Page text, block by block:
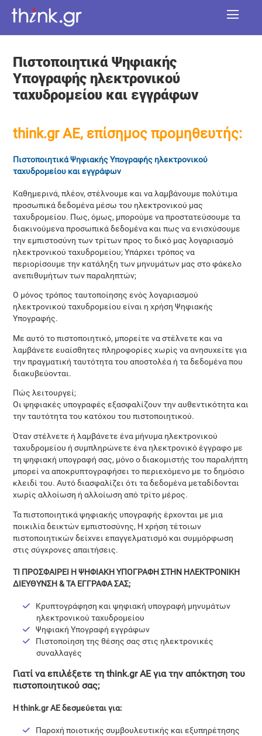
Πιστοποιητικά Ψηφιακής
Υπογραφής ηλεκτρονικού
ταχυδρομείου και εγγράφων
think.gr AE, επίσημος προμηθευτής:
Πιστοποιητικά Ψηφιακής Υπογραφής ηλεκτρονικού
ταχυδρομείου και εγγράφων
Καθημερινά, πλέον, στέλνουμε και να λαμβάνουμε πολύτιμα
προσωπικά δεδομένα μέσω του ηλεκτρονικού μας
ταχυδρομείου. Πως, όμως, μπορούμε να προστατεύσουμε τα
διακινούμενα προσωπικά δεδομένα και πως να ενισχύσουμε
την εμπιστοσύνη των τρίτων προς το δικό μας λογαριασμό
ηλεκτρονικού ταχυδρομείου; Υπάρχει τρόπος να
περιορίσουμε την κατάληξη των μηνυμάτων μας στο φάκελο
ανεπιθυμήτων των παραληπτών;
Ο μόνος τρόπος ταυτοποίησης ενός λογαριασμού
ηλεκτρονικού ταχυδρομείου είναι η χρήση Ψηφιακής
Υπογραφής.
Mε αυτό το πιστοποιητικό, μπορείτε να στέλνετε και να
λαμβάνετε ευαίσθητες πληροφορίες χωρίς να ανησυχείτε για
την πραγματική ταυτότητα του αποστολέα ή τα δεδομένα που
διακυβεύονται.
Πώς λειτουργεί;
Οι ψηφιακές υπογραφές εξασφαλίζουν την αυθεντικότητα και
την ταυτότητα του κατόχου του πιστοποιητικού.
Όταν στέλνετε ή λαμβάνετε ένα μήνυμα ηλεκτρονικού
ταχυδρομείου ή συμπληρώνετε ένα ηλεκτρονικό έγγραφο με
τη ψηφιακή υπογραφή σας, μόνο ο διακομιστής του παραλήπτη
μπορεί να αποκρυπτογραφήσει το περιεχόμενο με το δημόσιο
κλειδί του. Αυτό διασφαλίζει ότι τα δεδομένα μεταδίδονται
χωρίς αλλοίωση ή αλλοίωση από τρίτο μέρος.
Τα πιστοποιητικά ψηφιακής υπογραφής έρχονται με μια
ποικιλία δεικτών εμπιστοσύνης, Η χρήση τέτοιων
πιστοποιητικών δείχνει επαγγελματισμό και συμμόρφωση
στις σύγχρονες απαιτήσεις.
ΤΙ ΠΡΟΣΦΑΙΡΕΙ Η ΨΗΦΙΑΚΗ ΥΠΟΓΡΑΦΗ ΣΤΗΝ ΗΛΕΚΤΡΟΝΙΚΗ
ΔΙΕΥΘΥΝΣΗ & ΤΑ ΕΓΓΡΑΦΑ ΣΑΣ;
Κρυπτογράφηση και ψηφιακή υπογραφή μηνυμάτων
ηλεκτρονικού ταχυδρομείου
Ψηφιακή Υπογραφή εγγράφων
Πιστοποίηση της θέσης σας στις ηλεκτρονικές
συναλλαγές
Γιατί να επιλέξετε τη think.gr AE για την απόκτηση του
πιστοποιητικού σας;
Η think.gr AE δεσμεύεται για:
Παροχή ποιοτικής συμβουλευτικής και εξυπηρέτησης